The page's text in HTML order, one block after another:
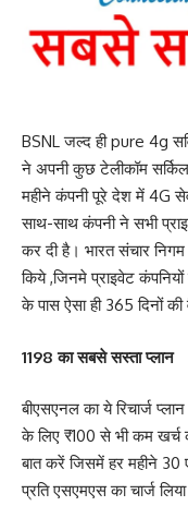
BSNL जल्द ही pure 4g
ने अपनी कुछ टेलीकॉम
महीने कंपनी पूरे देश में 4G
साथ-साथ कंपनी ने सभी
कर दी है। भारत संचार
किये ,जिनमे प्राइवेट
के पास ऐसा ही 365 दिनों
1198 का सबसे सस्ता प्लान
बीएसएनल का ये रिचार्ज
के लिए ₹100 से भी कम खर्च
बात करें जिसमें हर महीने
प्रति एसएमएस का चार्ज